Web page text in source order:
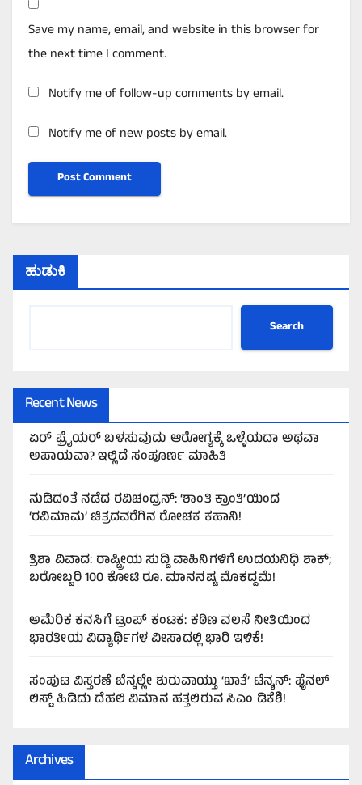
Save my name, email, and website in this browser for
the next time I comment.
Notify me of follow-up comments by email.
Notify me of new posts by email.
ಹುಡುಕಿ
Search
Recent News
ಏರ್‌ ಫ್ರೈಯರ್‌ ಬಳಸುವುದು ಆರೋಗ್ಯಕ್ಕೆ ಒಳ್ಳೆಯದಾ ಅಥವಾ
ಅಪಾಯವಾ? ಇಲ್ಲಿದೆ ಸಂಪೂರ್ಣ ಮಾಹಿತಿ
ನುಡಿದಂತೆ ನಡೆದ ರವಿಚಂದ್ರನ್: ‘ಶಾಂತಿ ಕ್ರಾಂತಿ’ಯಿಂದ
‘ರವಿಮಾಮ’ ಚಿತ್ರದವರೆಗಿನ ರೋಚಕ ಕಹಾನಿ!
ತ್ರಿಶಾ ವಿವಾದ: ರಾಷ್ಟ್ರೀಯ ಸುದ್ದಿ ವಾಹಿನಿಗಳಿಗೆ ಉದಯನಿಧಿ ಶಾಕ್;
ಬರೋಬ್ಬರಿ 100 ಕೋಟಿ ರೂ. ಮಾನನಷ್ಟ ಮೊಕದ್ದಮೆ!
ಅಮೆರಿಕ ಕನಸಿಗೆ ಟ್ರಂಪ್ ಕಂಟಕ: ಕಠಿಣ ವಲಸೆ ನೀತಿಯಿಂದ
ಭಾರತೀಯ ವಿದ್ಯಾರ್ಥಿಗಳ ವೀಸಾದಲ್ಲಿ ಭಾರಿ ಇಳಿಕೆ!
ಸಂಪುಟ ವಿಸ್ತರಣೆ ಬೆನ್ನಲ್ಲೇ ಶುರುವಾಯ್ತು ‘ಖಾತೆ’ ಟೆನ್ಶನ್: ಫೈನಲ್
ಲಿಸ್ಟ್ ಹಿಡಿದು ದೆಹಲಿ ವಿಮಾನ ಹತ್ತಲಿರುವ ಸಿಎಂ ಡಿಕೆಶಿ!
Archives